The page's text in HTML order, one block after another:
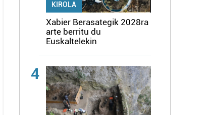
KIROLA
Xabier Berasategik 2028ra
arte berritu du
Euskaltelekin
4